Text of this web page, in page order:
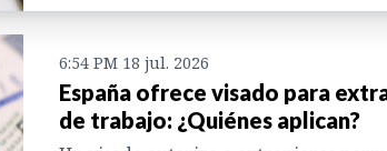
6:54 PM 18 jul. 2026
España ofrece visado para
de trabajo: ¿Quiénes aplican?